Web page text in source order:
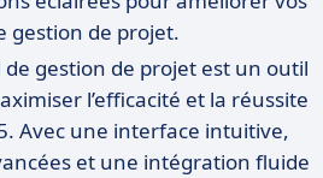
gestion de projet.
gestion de projet est un outil
l’efficacité et la réussite
Avec une interface intuitive,
et une intégration fluide